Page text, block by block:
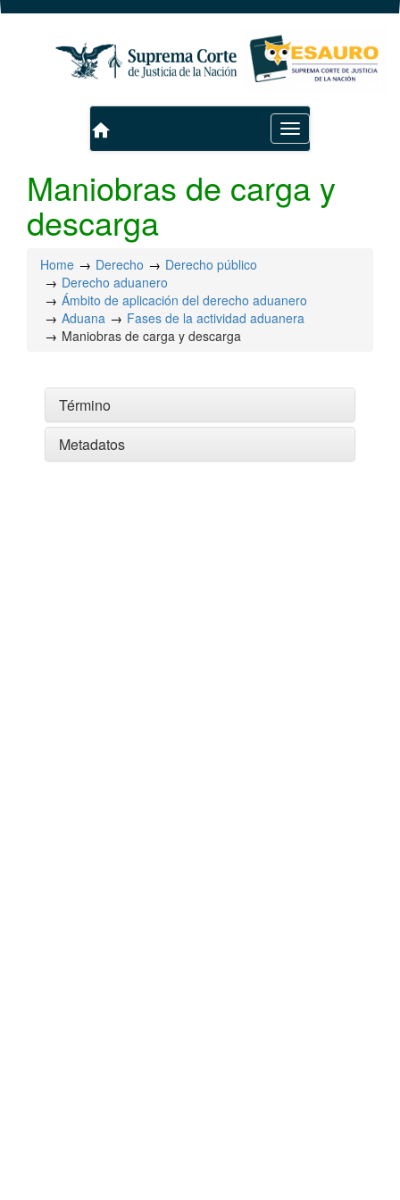
Toggle
navigation
home
Maniobras de carga y
descarga
Home Derecho
Derecho público
Derecho aduanero
Ámbito de aplicación del derecho aduanero
Aduana
Fases de la actividad aduanera
Maniobras de carga y descarga
Término
Metadatos